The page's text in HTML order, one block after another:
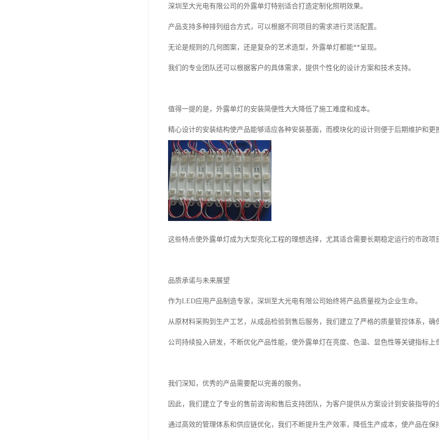
深圳至大光电有限公司的外露单灯特别适合打造定制化照明效果。
产品支持多种排列组合方式，可以根据不同项目的需求进行灵活配置。
无论是规则的几何图案，还是复杂的艺术造型，外露单灯都能**呈现。
我们的专业团队还可以根据客户的具体需求，提供个性化的设计方案和技术支持。
值得一提的是，外露单灯的安装简便性大大降低了施工难度和成本。
精心设计的安装结构使产品能够适应各种安装基面，而模块化的设计则便于后期维护和更
这些特点使外露单灯成为大型亮化工程的理想选择，尤其适合需要长期稳定运行的市政项
品质承诺与未来展望
作为LED应用产品制造专家，深圳至大光电有限公司始终将产品质量视为企业生命。
从原材料采购到生产工艺，从成品检验到售后服务，我们建立了严格的质量管控体系，
公司持续投入研发，不断优化产品性能，使外露单灯在亮度、色温、显色性等关键指标上
我们深知，优秀的产品需要配以完善的服务。
因此，我们建立了专业的售前咨询和售后支持团队，为客户提供从方案设计到安装指导的
通过高效的管理体系和供应链优化，我们不断提升生产效率，降低生产成本，使产品在